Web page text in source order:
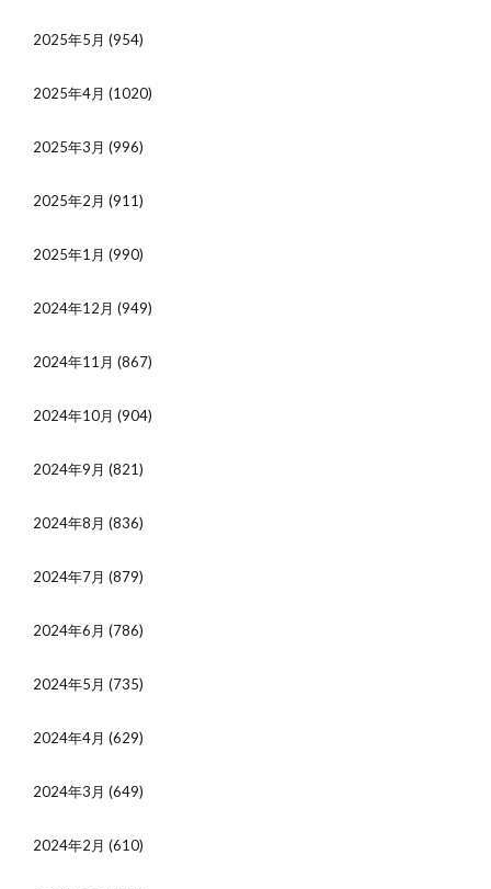
2025年5月 (954)
2025年4月 (1020)
2025年3月 (996)
2025年2月 (911)
2025年1月 (990)
2024年12月 (949)
2024年11月 (867)
2024年10月 (904)
2024年9月 (821)
2024年8月 (836)
2024年7月 (879)
2024年6月 (786)
2024年5月 (735)
2024年4月 (629)
2024年3月 (649)
2024年2月 (610)